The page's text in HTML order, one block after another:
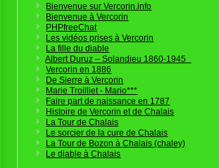
Bienvenue sur Vercorin.info
Bienvenue à Vercorin
PHPfreeChat
Les vidéos prises à Vercorin
La fille du diable
Albert Duruz – Solandieu 1860-1945
Vercorin en 1886
De Sierre à Vercorin
Marie Troilliet - Mario***
Faire part de naissance en 1787
Histoire de Vercorin et de Chalais
La Tour de Chalais
Le sorcier de la cure de Chalais
La Tour de Bozon à Chalais (chaley)
Le diable à Chalais